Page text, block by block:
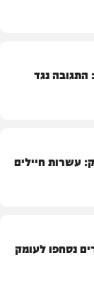
התגובה נגד
עשרות חיילים
נסחפו לעומק